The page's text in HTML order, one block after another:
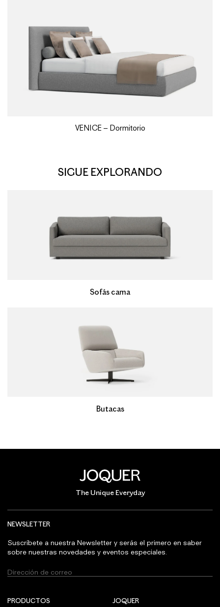
VENICE – Dormitorio
SIGUE EXPLORANDO
Sofás cama
Butacas
The Unique Everyday
NEWSLETTER
Suscríbete a nuestra Newsletter y serás el primero en saber
sobre nuestras novedades y eventos especiales.
JOQUER
PRODUCTOS